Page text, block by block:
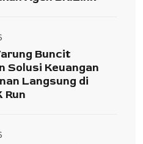
Buncit
Solusi Keuangan
Langsung di
Run